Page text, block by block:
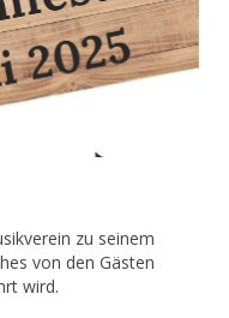
zu seinem
von den Gästen
wird.